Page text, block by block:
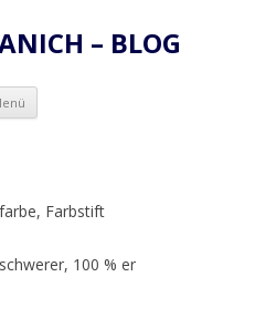
– BLOG
Zum
springen
Farbstift
100 % er